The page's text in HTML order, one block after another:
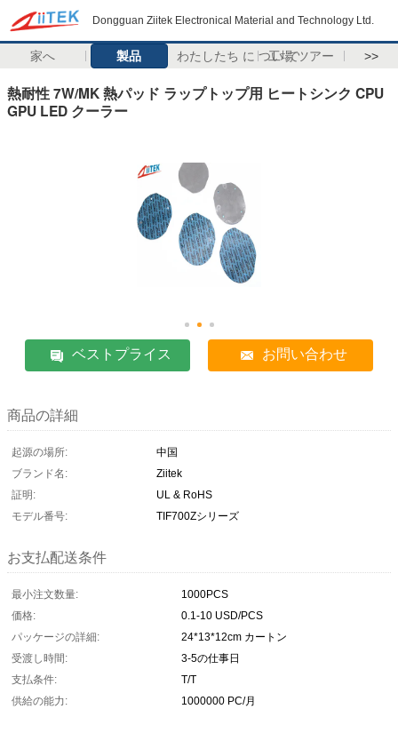
Dongguan Ziitek Electronical Material and Technology Ltd.
家へ 製品 わたしたち に つい て工場 ツアー >>
熱耐性 7W/MK 熱パッド ラップトップ用 ヒートシンク CPU
GPU LED クーラー
ベストプライス お問い合わせ
商品の詳細
起源の場所:
中国
ブランド名:
Ziitek
証明:
UL & RoHS
モデル番号:
TIF700Zシリーズ
お支払配送条件
最小注文数量:
1000PCS
価格:
0.1-10 USD/PCS
パッケージの詳細:
24*13*12cm カートン
受渡し時間:
3-5の仕事日
支払条件:
T/T
供給の能力:
1000000 PC/月